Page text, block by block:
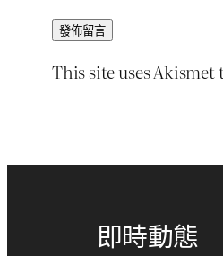
This site uses Akismet
即時動態